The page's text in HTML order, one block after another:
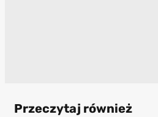
Przeczytaj również